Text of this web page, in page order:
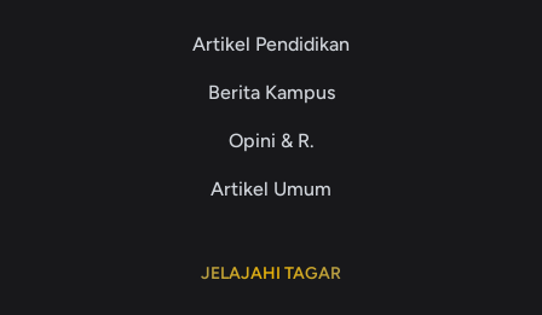
Artikel Pendidikan
Berita Kampus
Opini & R.
Artikel Umum
JELAJAHI TAGAR